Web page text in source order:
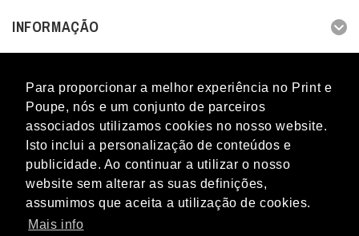
Para proporcionar a melhor experiência no Print e
Poupe, nós e um conjunto de parceiros
associados utilizamos cookies no nosso website.
Isto inclui a personalização de conteúdos e
publicidade. Ao continuar a utilizar o nosso
website sem alterar as suas definições,
assumimos que aceita a utilização de cookies.
Mais info
INFORMAÇÃO
CONTACTOS
Blog Novidades Promoções Marcas
frequentes
Mapa do Site Termos & Condições
Livro de